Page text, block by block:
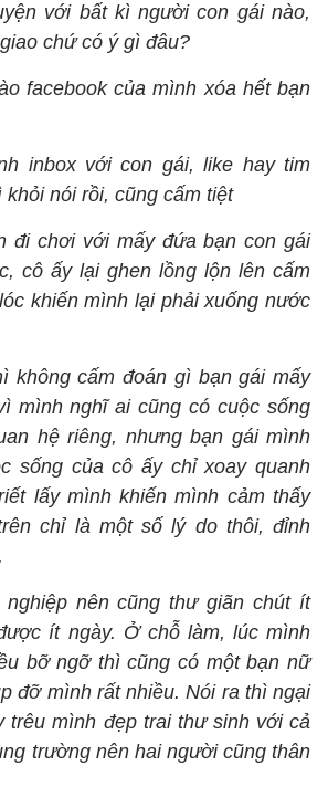
với bất kì người con gái nào,
chứ có ý gì đâu?
facebook của mình xóa hết bạn
inbox với con gái, like hay tim
khỏi nói rồi, cũng cấm tiệt
đi chơi với mấy đứa bạn con gái
cô ấy lại ghen lồng lộn lên cấm
khiến mình lại phải xuống nước
không cấm đoán gì bạn gái mấy
mình nghĩ ai cũng có cuộc sống
hệ riêng, nhưng bạn gái mình
sống của cô ấy chỉ xoay quanh
lấy mình khiến mình cảm thấy
chỉ là một số lý do thôi, đỉnh
nên cũng thư giãn chút ít
ít ngày. Ở chỗ làm, lúc mình
bỡ ngỡ thì cũng có một bạn nữ
đỡ mình rất nhiều. Nói ra thì ngại
trêu mình đẹp trai thư sinh với cả
trường nên hai người cũng thân